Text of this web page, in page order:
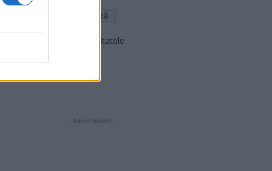
Arată rezultatele
- Advertisment -